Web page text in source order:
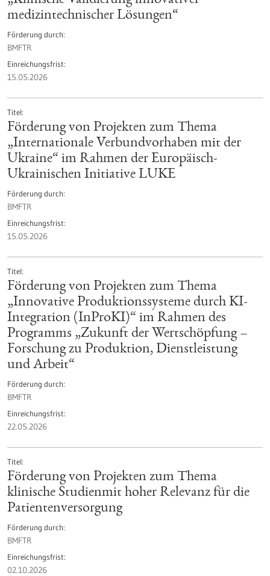
medizintechnischer Lösungen“
Förderung durch
BMFTR
Einreichungsfrist
15.05.2026
Titel
Förderung von Projekten zum Thema
„Internationale Verbundvorhaben mit der
Ukraine“ im Rahmen der Europäisch-
Ukrainischen Initiative LUKE
Förderung durch
BMFTR
Einreichungsfrist
15.05.2026
Titel
Förderung von Projekten zum Thema
„Innovative Produktionssysteme durch KI-
Integration (InProKI)“ im Rahmen des
Programms „Zukunft der Wertschöpfung –
Forschung zu Produktion, Dienstleistung
und Arbeit“
Förderung durch
BMFTR
Einreichungsfrist
22.05.2026
Titel
Förderung von Projekten zum Thema
klinische Studienmit hoher Relevanz für die
Patientenversorgung
Förderung durch
BMFTR
Einreichungsfrist
02.10.2026